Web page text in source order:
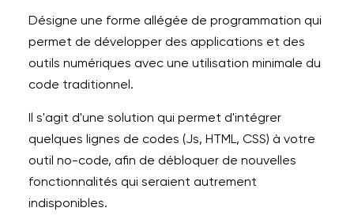
Désigne une forme allégée de programmation qui
permet de développer des applications et des
outils numériques avec une utilisation minimale du
code traditionnel.
Il s'agit d'une solution qui permet d'intégrer
quelques lignes de codes (Js, HTML, CSS) à votre
outil no-code, afin de débloquer de nouvelles
fonctionnalités qui seraient autrement
indisponibles.